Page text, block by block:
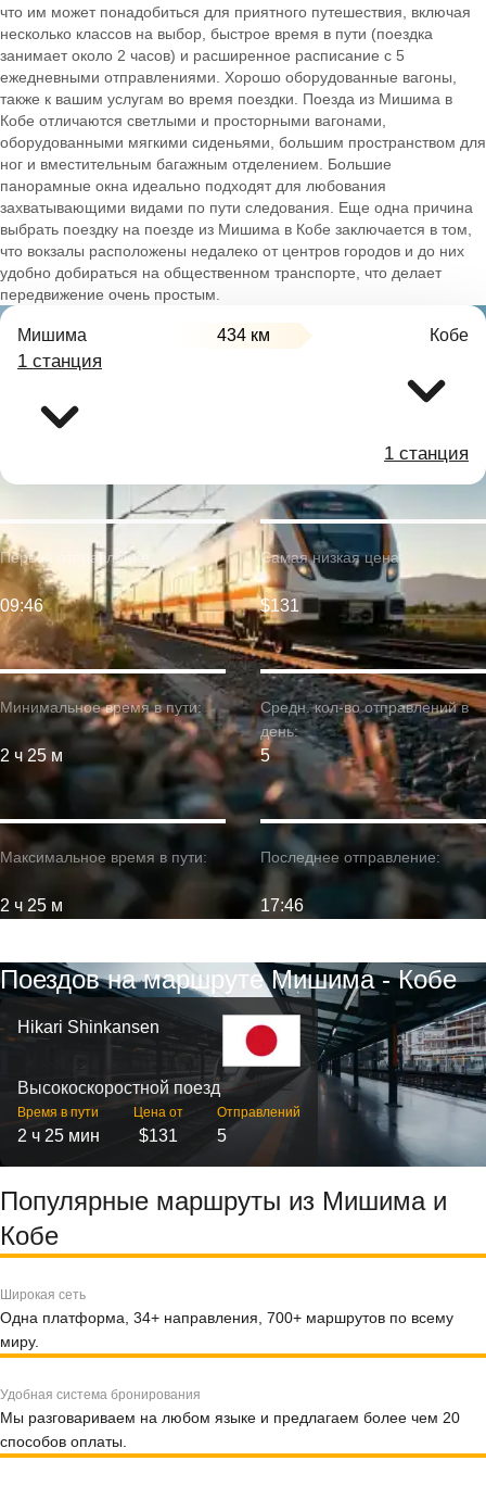
что им может понадобиться для приятного путешествия, включая
несколько классов на выбор, быстрое время в пути (поездка
занимает около 2 часов) и расширенное расписание с 5
ежедневными отправлениями. Хорошо оборудованные вагоны,
также к вашим услугам во время поездки. Поезда из Мишима в
Кобе отличаются светлыми и просторными вагонами,
оборудованными мягкими сиденьями, большим пространством для
ног и вместительным багажным отделением. Большие
панорамные окна идеально подходят для любования
захватывающими видами по пути следования. Еще одна причина
выбрать поездку на поезде из Мишима в Кобе заключается в том,
что вокзалы расположены недалеко от центров городов и до них
удобно добираться на общественном транспорте, что делает
передвижение очень простым.
Мишима 434 км Кобе
1 станция
1 станция
Минимальное время в пути:
2 ч 25 м
Первое отправление:
09:46
Максимальное время в пути:
2 ч 25 м
Самая низкая цена:
$131
Средн. кол-во отправлений в
день:
5
Последнее отправление:
17:46
Поездов на маршруте Мишима - Кобе
Hikari Shinkansen
Высокоскоростной поезд
Время в пути
2 ч 25 мин
Цена от
$131
Отправлений
5
Популярные маршруты из Мишима и
Кобе
Широкая сеть
Одна платформа, 34+ направления, 700+ маршрутов по всему
миру.
Удобная система бронирования
Мы разговариваем на любом языке и предлагаем более чем 20
способов оплаты.